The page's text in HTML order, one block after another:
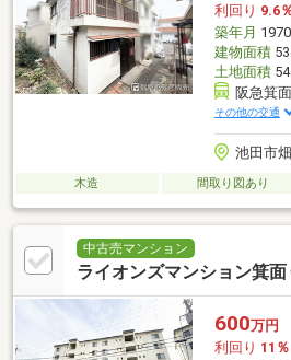
利回り 9.6
築年月
建物面積
土地面積
阪急箕
その他の交通
池田市
木造 間取り図あり
中古売マンション
ライオンズマンション箕面
600万円
利回り 11％